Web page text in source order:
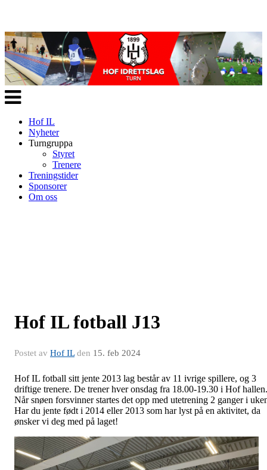
Veksle
navigasjon
Hof IL
Nyheter
Turngruppa
Styret
Trenere
Treningstider
Sponsorer
Om oss
Hof IL fotball J13
Postet av Hof ILden 15. feb 2024
Hof IL fotball sitt jente 2013 lag består av 11 ivrige spillere, og 3
driftige trenere. De trener hver onsdag fra 18.00-19.30 i Hof hallen.
Når snøen forsvinner startes det opp med utetrening 2 ganger i
Har du jente født i 2014 eller 2013 som har lyst på en aktivitet, da
ønsker vi deg med på laget!